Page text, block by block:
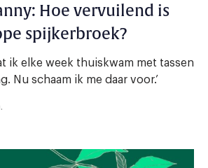
Hoe vervuilend is
spijkerbroek?
ik elke week thuiskwam met tassen
Nu schaam ik me daar voor.’